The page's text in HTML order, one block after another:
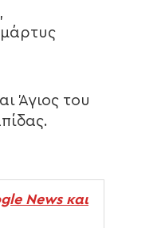
Άγιος του
News και